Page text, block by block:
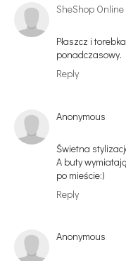
SheShop Online
Płaszcz i
ponadczasowy.
Reply
Anonymous
Świetna
A buty
po mieście:)
Reply
Anonymous